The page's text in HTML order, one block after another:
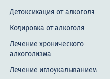
Детоксикация от алкоголя
Кодировка от алкоголя
Лечение хронического
алкоголизма
Лечение иглоукалыванием